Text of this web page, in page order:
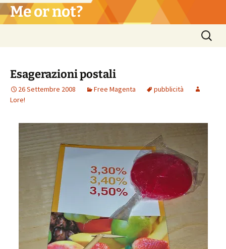
Vai
al Me or not?
Ricerca
per:
Esagerazioni postali
26 Settembre 2008 Free Magenta
pubblicità
Lore!